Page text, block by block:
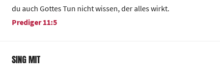
du auch Gottes Tun nicht wissen, der alles wirkt.
Prediger 11:5
SING MIT